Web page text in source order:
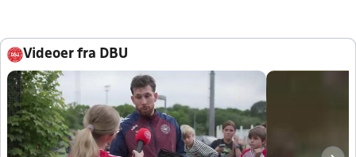
Videoer fra DBU